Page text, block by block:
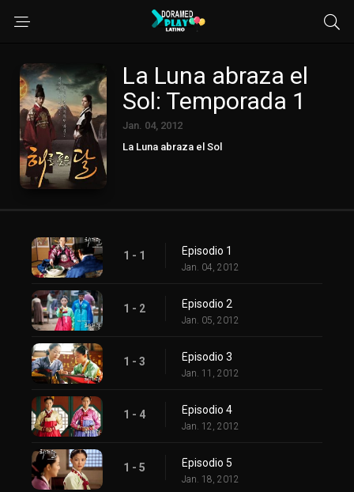
La Luna abraza el
Sol: Temporada 1
Jan. 04, 2012
La Luna abraza el Sol
1 - 1 Episodio 1
Jan. 04, 2012
1 - 2 Episodio 2
Jan. 05, 2012
1 - 3 Episodio 3
Jan. 11, 2012
1 - 4 Episodio 4
Jan. 12, 2012
1 - 5 Episodio 5
Jan. 18, 2012